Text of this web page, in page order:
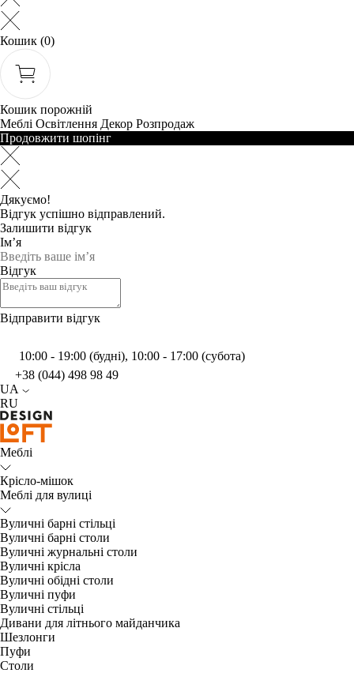
Кошик (0)
Кошик порожній
Меблі Освітлення Декор Розпродаж
Продовжити шопінг
Дякуємо!
Відгук успішно відправлений.
Залишити відгук
Ім’я
Відгук
Відправити відгук
10:00 - 19:00 (будні), 10:00 - 17:00 (субота)
+38 (044) 498 98 49
UA
RU
Меблі
Крісло-мішок
Меблі для вулиці
Вуличні барні стільці
Вуличні барні столи
Вуличні журнальні столи
Вуличні крісла
Вуличні обідні столи
Вуличні пуфи
Вуличні стільці
Дивани для літнього майданчика
Шезлонги
Пуфи
Столи